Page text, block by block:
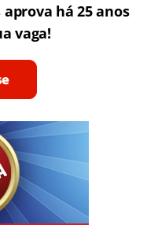
há 25 anos
vaga!